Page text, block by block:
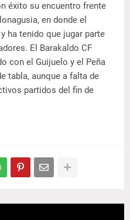
éxito su encuentro frente
en donde el
ha tenido que jugar parte
El Barakaldo CF
con el Guijuelo y el Peña
tabla, aunque a falta de
partidos del fin de